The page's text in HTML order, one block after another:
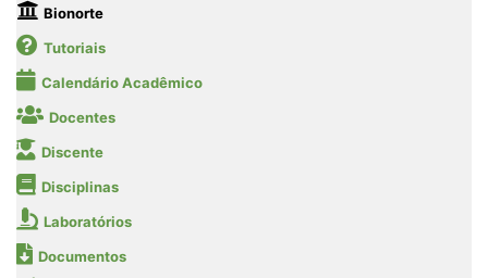
Bionorte
Tutoriais
Calendário Acadêmico
Docentes
Discente
Disciplinas
Laboratórios
Documentos